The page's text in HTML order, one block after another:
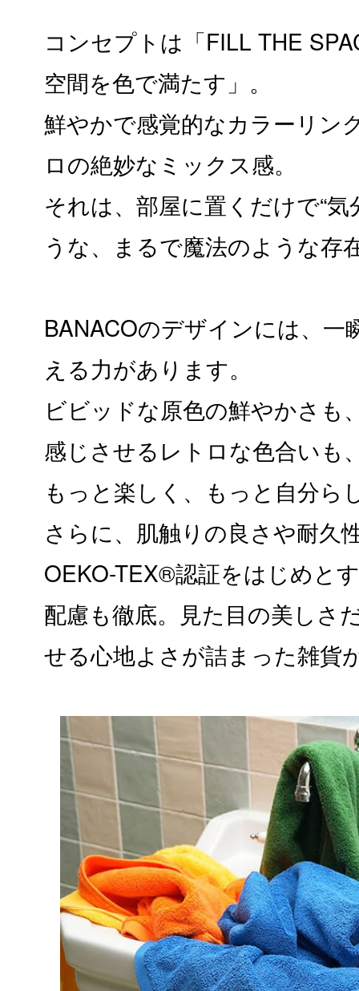
コンセプトは「FILL THE
空間を色で満たす」。
鮮やかで感覚的なカラーリン
ロの絶妙なミックス感。
それは、部屋に置くだけで“
うな、まるで魔法のような存
BANACOのデザインには、一
える力があります。
ビビッドな原色の鮮やかさも
感じさせるレトロな色合いも
もっと楽しく、もっと自分ら
さらに、肌触りの良さや耐久
OEKO-TEX®認証をはじめと
配慮も徹底。見た目の美しさ
せる心地よさが詰まった雑貨